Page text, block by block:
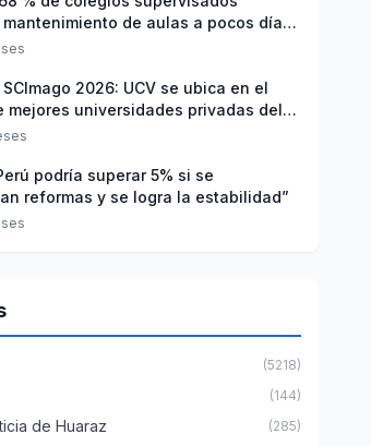
de aulas a pocos días
año escolar 2026
2026: UCV se ubica en el
mejores universidades privadas del
podría superar 5% si se
reformas y se logra la estabilidad”
(5218)
(144)
de Huaraz (285)